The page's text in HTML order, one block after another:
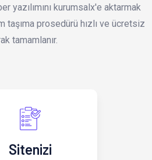
yazılımını kurumsalx'e aktarmak
taşıma prosedürü hızlı ve ücretsiz
tamamlanır.
Sitenizi